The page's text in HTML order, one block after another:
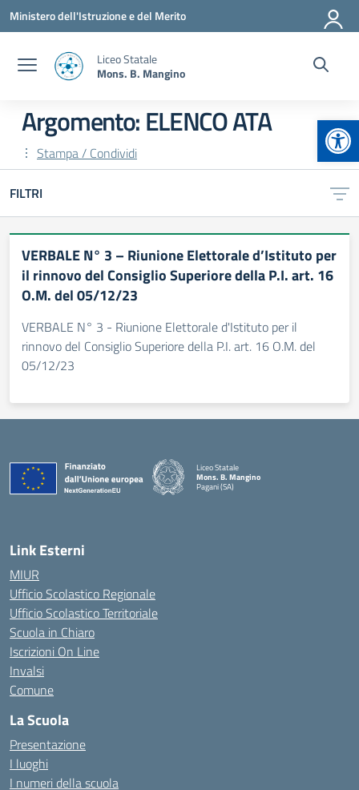
Vai ai contenuti
Vai al menu di navigazione
Vai al footer
Ministero dell'Istruzione e del Merito
Liceo Statale
Mons. B. Mangino
Argomento: ELENCO ATA
Stampa / Condividi
FILTRI
VERBALE N° 3 – Riunione Elettorale d’Istituto per
il rinnovo del Consiglio Superiore della P.I. art. 16
O.M. del 05/12/23
VERBALE N° 3 - Riunione Elettorale d'Istituto per il
rinnovo del Consiglio Superiore della P.I. art. 16 O.M. del
05/12/23
Liceo Statale
Mons. B. Mangino
Pagani (SA)
— Visita la pagina iniziale della scuola
Link Esterni
MIUR
Ufficio Scolastico Regionale
Ufficio Scolastico Territoriale
Scuola in Chiaro
Iscrizioni On Line
Invalsi
Comune
La Scuola
Presentazione
I luoghi
I numeri della scuola